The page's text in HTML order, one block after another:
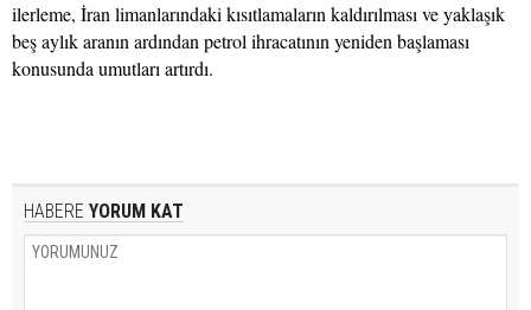
ilerleme, İran limanlarındaki kısıtlamaların kaldırılması ve yaklaşık
beş aylık aranın ardından petrol ihracatının yeniden başlaması
konusunda umutları artırdı.
HABERE YORUM KAT